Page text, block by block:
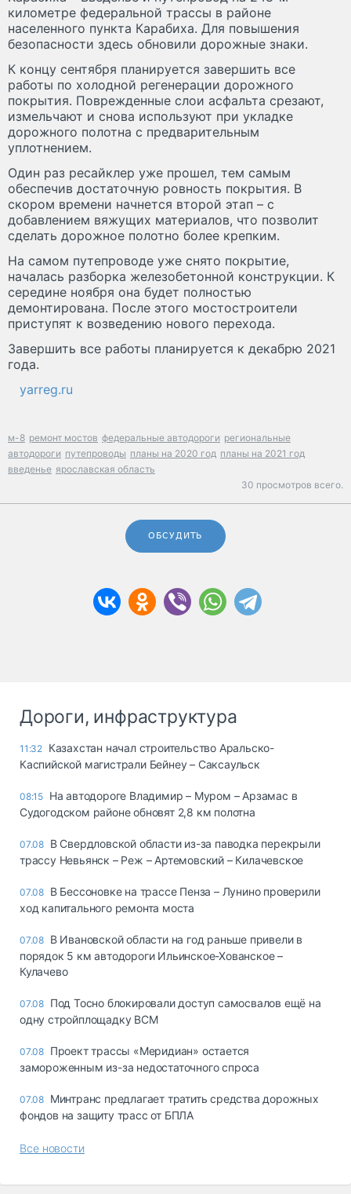
километре федеральной трассы в районе
населенного пункта Карабиха. Для повышения
безопасности здесь обновили дорожные знаки.
К концу сентября планируется завершить все
работы по холодной регенерации дорожного
покрытия. Поврежденные слои асфальта срезают,
измельчают и снова используют при укладке
дорожного полотна с предварительным
уплотнением.
Один раз ресайклер уже прошел, тем самым
обеспечив достаточную ровность покрытия. В
скором времени начнется второй этап – с
добавлением вяжущих материалов, что позволит
сделать дорожное полотно более крепким.
На самом путепроводе уже снято покрытие,
началась разборка железобетонной конструкции. К
середине ноября она будет полностью
демонтирована. После этого мостостроители
приступят к возведению нового перехода.
Завершить все работы планируется к декабрю 2021
года.
yarreg.ru
м-8 ремонт мостов федеральные автодороги региональные
автодороги путепроводы планы на 2020 год планы на 2021 год
введенье ярославская область
30 просмотров всего.
ОБСУДИТЬ
Дороги, инфраструктура
11:32 Казахстан начал строительство Аральско-
Каспийской магистрали Бейнеу – Саксаульск
08:15 На автодороге Владимир – Муром – Арзамас в
Судогодском районе обновят 2,8 км полотна
07.08 В Свердловской области из-за паводка перекрыли
трассу Невьянск – Реж – Артемовский – Килачевское
07.08 В Бессоновке на трассе Пенза – Лунино проверили
ход капитального ремонта моста
07.08 В Ивановской области на год раньше привели в
порядок 5 км автодороги Ильинское-Хованское –
Кулачево
07.08 Под Тосно блокировали доступ самосвалов ещё на
одну стройплощадку ВСМ
07.08 Проект трассы «Меридиан» остается
замороженным из-за недостаточного спроса
07.08 Минтранс предлагает тратить средства дорожных
фондов на защиту трасс от БПЛА
Все новости